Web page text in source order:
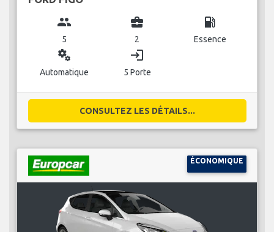
group
5
business_center
2
local_gas_station
Essence
miscellaneous_services
Automatique
login
5 Porte
CONSULTEZ LES DÉTAILS...
ÉCONOMIQUE